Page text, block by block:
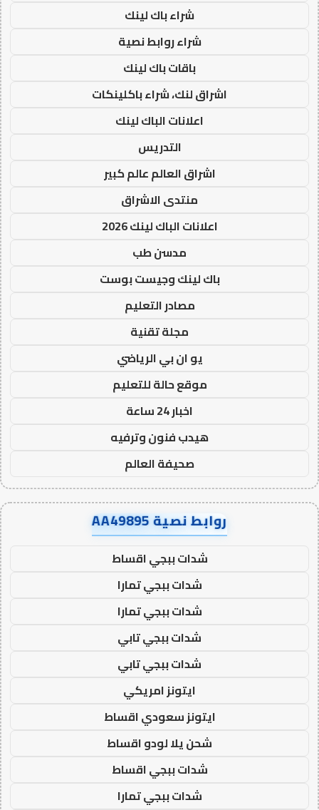
شراء باك لينك
شراء روابط نصية
باقات باك لينك
اشراق لنك، شراء باكلينكات
اعلانات الباك لينك
التدريس
اشراق العالم عالم كبير
منتدى الاشراق
اعلانات الباك لينك 2026
مدسن طب
باك لينك وجيست بوست
مصادر التعليم
مجلة تقنية
يو ان بي الرياضي
موقع حالة للتعليم
اخبار 24 ساعة
هيدب فنون وترفيه
صحيفة العالم
روابط نصية AA49895
شدات ببجي اقساط
شدات ببجي تمارا
شدات ببجي تمارا
شدات ببجي تابي
شدات ببجي تابي
ايتونز امريكي
ايتونز سعودي اقساط
شحن يلا لودو اقساط
شدات ببجي اقساط
شدات ببجي تمارا